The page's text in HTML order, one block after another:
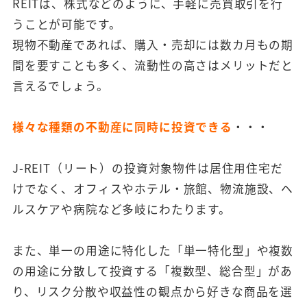
うことが可能です。
現物不動産であれば、購入・売却には数カ月もの期
間を要すことも多く、流動性の高さはメリットだと
言えるでしょう。
様々な種類の不動産に同時に投資できる ・・・
J-REIT（リート）の投資対象物件は居住用住宅だ
けでなく、オフィスやホテル・旅館、物流施設、ヘ
ルスケアや病院など多岐にわたります。
また、単一の用途に特化した「単一特化型」や複数
の用途に分散して投資する「複数型、総合型」があ
り、リスク分散や収益性の観点から好きな商品を選